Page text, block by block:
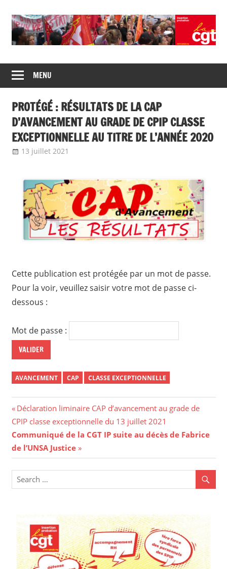
CGT
insertion
probation
de
syndicats
CGT
insertion
probation
MENU
PROTÉGÉ : RÉSULTATS DE LA CAP
D’AVANCEMENT AU GRADE DE CPIP CLASSE
EXCEPTIONNELLE AU TITRE DE L’ANNÉE 2020
13 juillet 2021
Cette publication est protégée par un mot de passe.
Pour la voir, veuillez saisir votre mot de passe ci-
dessous :
Mot de passe :
AVANCEMENT CAP CLASSE EXCEPTIONNELLE
Déclaration liminaire CAP d’avancement au grade de
CPIP classe exceptionnelle du 13 juillet 2021
Communiqué de la CGT IP suite au décès de Fabrice
de l’UNSA Justice